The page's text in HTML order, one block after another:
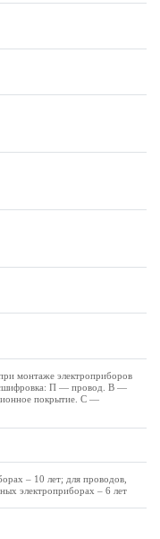
монтаже электроприборов
П — провод. В —
покрытие. С —
– 10 лет; для проводов,
электроприборах – 6 лет